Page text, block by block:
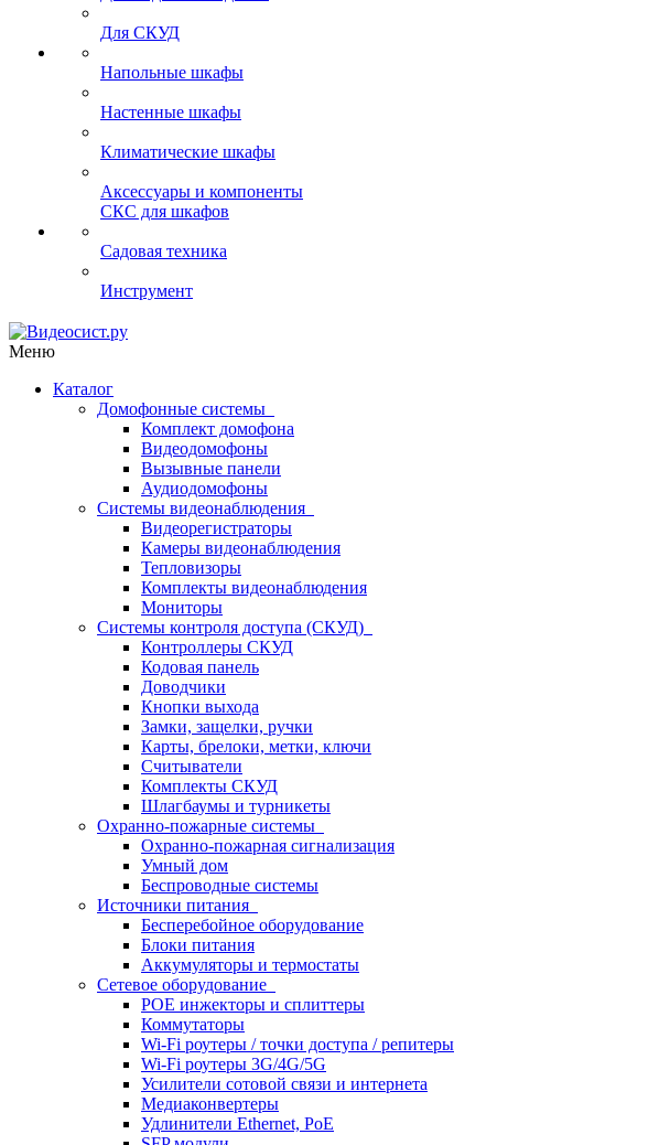
Для СКУД
Напольные шкафы
Настенные шкафы
Климатические шкафы
Аксессуары и компоненты
СКС для шкафов
Садовая техника
Инструмент
Меню
Каталог
Домофонные системы
Комплект домофона
Видеодомофоны
Вызывные панели
Аудиодомофоны
Системы видеонаблюдения
Видеорегистраторы
Камеры видеонаблюдения
Тепловизоры
Комплекты видеонаблюдения
Мониторы
Системы контроля доступа (СКУД)
Контроллеры СКУД
Кодовая панель
Доводчики
Кнопки выхода
Замки, защелки, ручки
Карты, брелоки, метки, ключи
Считыватели
Комплекты СКУД
Шлагбаумы и турникеты
Охранно-пожарные системы
Охранно-пожарная сигнализация
Умный дом
Беспроводные системы
Источники питания
Бесперебойное оборудование
Блоки питания
Аккумуляторы и термостаты
Сетевое оборудование
POE инжекторы и сплиттеры
Коммутаторы
Wi-Fi роутеры / точки доступа / репитеры
Wi-Fi роутеры 3G/4G/5G
Усилители сотовой связи и интернета
Медиаконвертеры
Удлинители Ethernet, PoE